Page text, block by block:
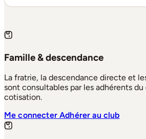
Famille & descendance
La fratrie, la descendance directe et
sont consultables par les adhérents
cotisation.
Me connecterAdhérer au club